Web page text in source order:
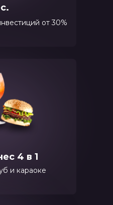
4 в 1
и караоке
от 30%